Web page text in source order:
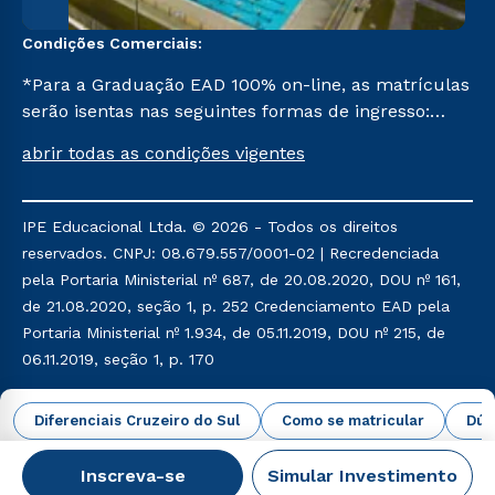
Diferenciais Cruzeiro do Sul Como se matricular
Inscreva-se Simular Investimento
Condições Comerciais:
*Para a Graduação EAD 100% on-line, as matrículas
serão isentas nas seguintes formas de ingresso:
Pedagogia para Licenciados e Transferência. Já para
abrir todas as condições vigentes
IPE Educacional Ltda. © 2026 - Todos os direitos
reservados. CNPJ: 08.679.557/0001-02 | Recredenciada
pela Portaria Ministerial nº 687, de 20.08.2020, DOU nº 161,
de 21.08.2020, seção 1, p. 252 Credenciamento EAD pela
Portaria Ministerial nº 1.934, de 05.11.2019, DOU nº 215, de
06.11.2019, seção 1, p. 170
Política de Privacidade Política de Cookies